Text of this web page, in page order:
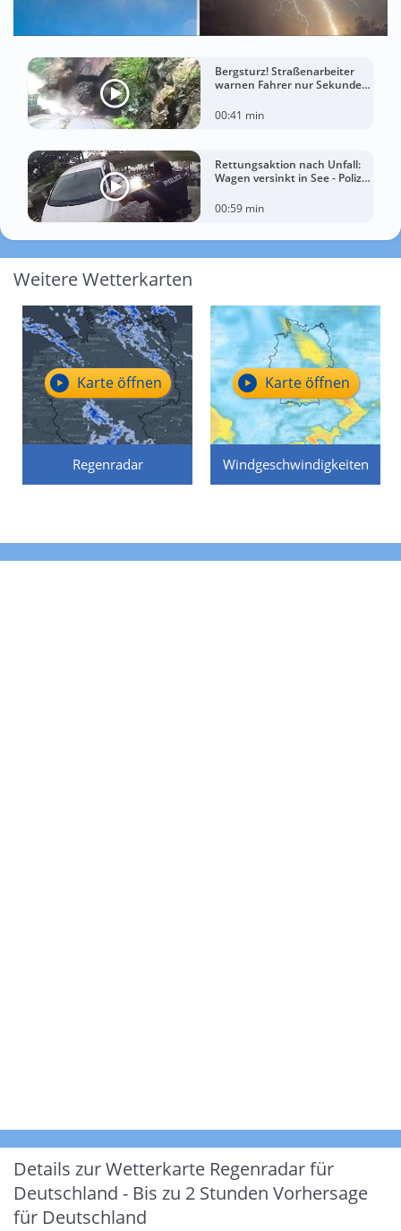
Bergsturz! Straßenarbeiter
warnen Fahrer nur Sekunden
00:41 min
Rettungsaktion nach Unfall:
Wagen versinkt in See - Polizei
00:59 min
Weitere Wetterkarten
Regenradar
Karte öffnen
Windgeschwindigkeiten
Karte öffnen
Details zur Wetterkarte Regenradar für
Deutschland - Bis zu 2 Stunden Vorhersage
für Deutschland